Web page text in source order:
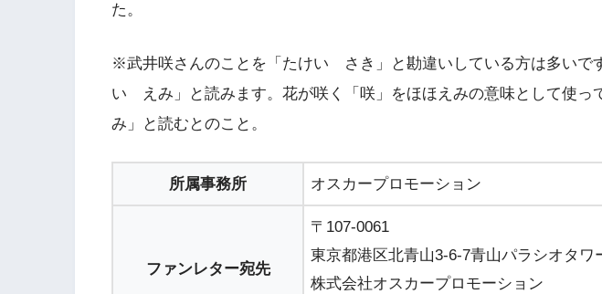
た。
※武井咲さんのことを「たけい さき」と勘違いしている方は多いで
い えみ」と読みます。花が咲く「咲」をほほえみの意味として使っ
み」と読むとのこと。
所属事務所 オスカープロモーション
ファンレター宛先
〒107-0061
東京都港区北青山3-6-7青山パラシオタワ
株式会社オスカープロモーション